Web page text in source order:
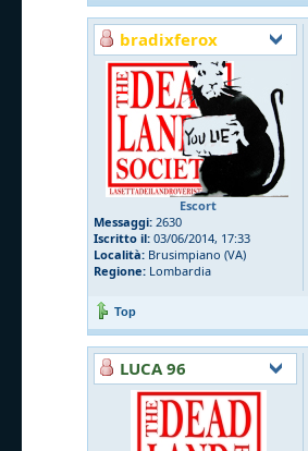
bradixferox
Escort
Messaggi: 2630
Iscritto il: 03/06/2014, 17:33
Località: Brusimpiano (VA)
Regione: Lombardia
Top
LUCA 96